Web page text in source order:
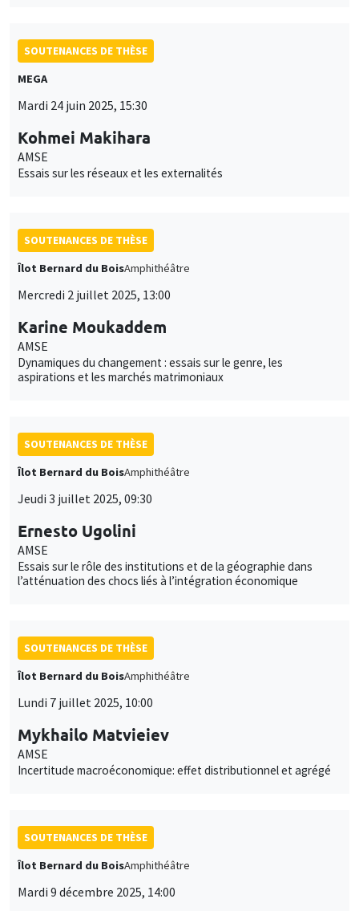
SOUTENANCES DE THÈSE
MEGA
Mardi 24 juin 2025, 15:30
Kohmei Makihara
AMSE
Essais sur les réseaux et les externalités
SOUTENANCES DE THÈSE
Îlot Bernard du BoisAmphithéâtre
Mercredi 2 juillet 2025, 13:00
Karine Moukaddem
AMSE
Dynamiques du changement : essais sur le genre, les
aspirations et les marchés matrimoniaux
SOUTENANCES DE THÈSE
Îlot Bernard du BoisAmphithéâtre
Jeudi 3 juillet 2025, 09:30
Ernesto Ugolini
AMSE
Essais sur le rôle des institutions et de la géographie dans
l’atténuation des chocs liés à l’intégration économique
SOUTENANCES DE THÈSE
Îlot Bernard du BoisAmphithéâtre
Lundi 7 juillet 2025, 10:00
Mykhailo Matvieiev
AMSE
Incertitude macroéconomique: effet distributionnel et agrégé
SOUTENANCES DE THÈSE
Îlot Bernard du BoisAmphithéâtre
Mardi 9 décembre 2025, 14:00